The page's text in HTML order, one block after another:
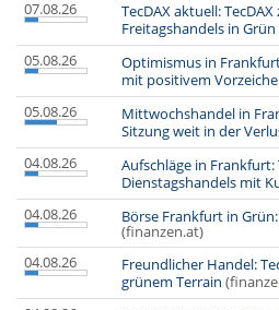
07.08.26
TecDAX aktuell:
Freitagshandels in Grün
05.08.26
Optimismus in
mit positivem
05.08.26
Mittwochshandel in
Sitzung weit in der
04.08.26
Aufschläge in Frankfurt:
Dienstagshandels mit
04.08.26
Börse Frankfurt in
(finanzen.at)
04.08.26
Freundlicher Handel:
grünem Terrain